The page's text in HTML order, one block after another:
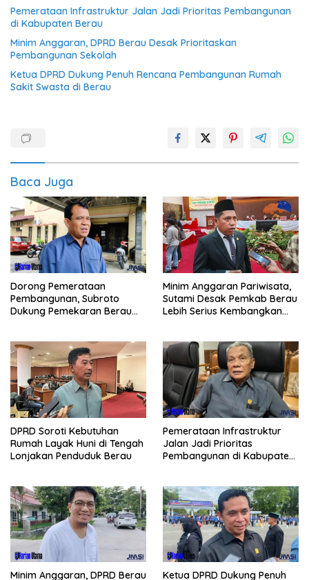
Pemerataan Infrastruktur Jalan Jadi Prioritas Pembangunan
di Kabupaten Berau
Minim Anggaran, DPRD Berau Desak Prioritaskan
Pembangunan Sekolah
Ketua DPRD Dukung Penuh Rencana Pembangunan Rumah
Sakit Swasta di Berau
Baca Juga
Dorong Pemerataan
Pembangunan, Subroto
Dukung Pemekaran Berau
Minim Anggaran Pariwisata,
Sutami Desak Pemkab Berau
Lebih Serius Kembangkan
DPRD Soroti Kebutuhan
Rumah Layak Huni di Tengah
Lonjakan Penduduk Berau
Pemerataan Infrastruktur
Jalan Jadi Prioritas
Pembangunan di Kabupaten
Minim Anggaran, DPRD Berau
Ketua DPRD Dukung Penuh